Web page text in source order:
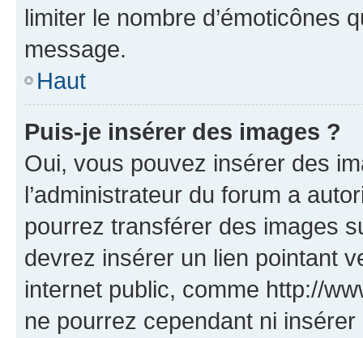
limiter le nombre d’émoticônes
message.
Haut
Puis-je insérer des images ?
Oui, vous pouvez insérer des
l’administrateur du forum a
pourrez transférer des images
devrez insérer un lien pointant
internet public, comme http://
ne pourrez cependant ni